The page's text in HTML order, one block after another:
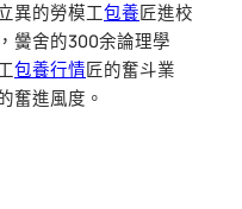
異的勞模工包養匠進校
黌舍的300余論理學
包養行情匠的奮斗業
奮進風度。